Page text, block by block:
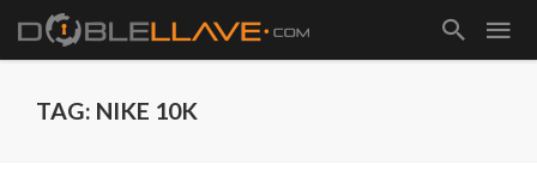
TAG: NIKE 10K